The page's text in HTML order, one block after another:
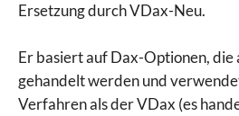
Ersetzung durch VDax-Neu.
Er basiert auf Dax-Optionen, die
gehandelt werden und
Verfahren als der VDax (es